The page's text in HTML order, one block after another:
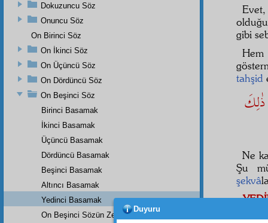
gibi
Hem
tahşid
ذٰلِكَ
Ne
Şu
şekvâ
Dokuzuncu Söz
Onuncu Söz
On Birinci Söz
On İkinci Söz
On Üçüncü Söz
On Dördüncü Söz
On Beşinci Söz
Birinci Basamak
İkinci Basamak
Üçüncü Basamak
Dördüncü Basamak
Beşinci Basamak
Altıncı Basamak
Yedinci Basamak
On Beşinci Sözün Zeyli
Duyuru